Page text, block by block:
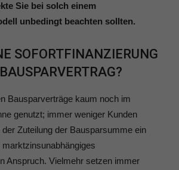
Sie bei solch einem
unbedingt beachten sollten.
SOFORTFINANZIERUNG
Bausparverträge kaum noch im
genutzt; immer weniger Kunden
Zuteilung der Bausparsumme ein
Anspruch. Vielmehr setzen immer